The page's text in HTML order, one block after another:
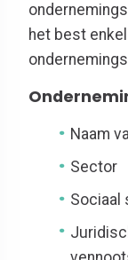
het best
Naam
Sector
Sociaal